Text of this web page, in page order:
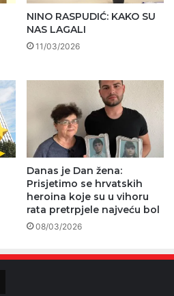
NINO RASPUDIĆ: KAKO SU
NAS LAGALI
11/03/2026
Danas je Dan žena:
Prisjetimo se hrvatskih
heroina koje su u vihoru
rata pretrpjele najveću bol
08/03/2026